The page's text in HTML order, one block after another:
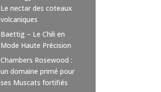
Le nectar des coteaux
volcaniques
Baettig – Le Chili en
Mode Haute Précision
Chambers Rosewood :
un domaine primé pour
ses Muscats fortifiés